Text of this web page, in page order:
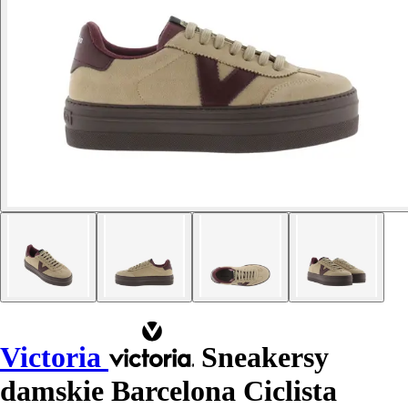
Victoria
Sneakersy
damskie Barcelona Ciclista